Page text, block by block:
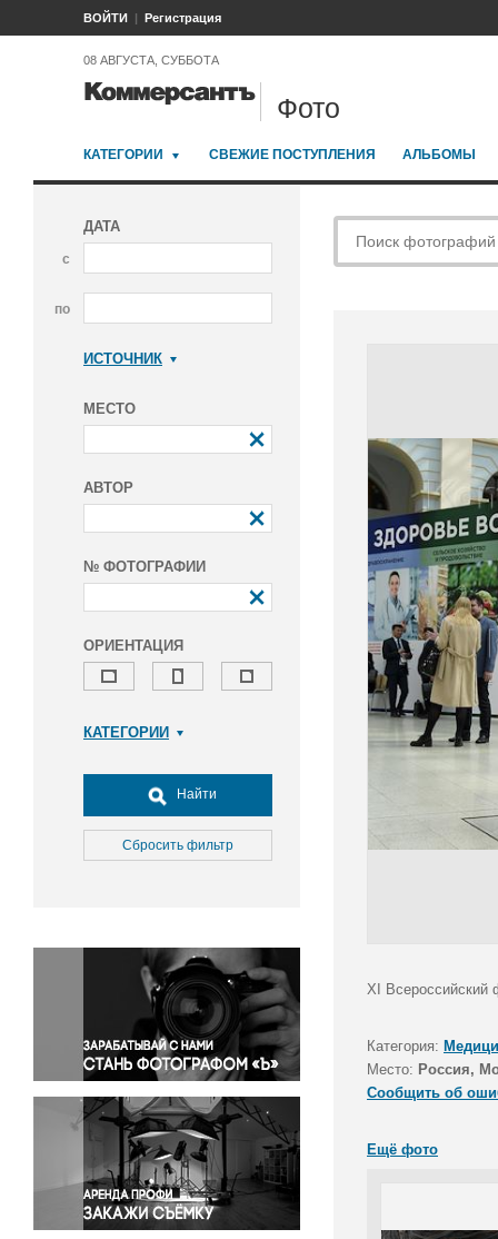
ВОЙТИ Регистрация
08 АВГУСТА, СУББОТА
Фото
КАТЕГОРИИ СВЕЖИЕ ПОСТУПЛЕНИЯ АЛЬБОМЫ
ДАТА
с
по
ИСТОЧНИК
МЕСТО
АВТОР
№ ФОТОГРАФИИ
ОРИЕНТАЦИЯ
КАТЕГОРИИ
Досуг, туризм и отдых
Культура
Медицина
Окружающая среда
Политика
Правосудие
Происшествия и конфликты
Религия
Светская жизнь
Спорт
Экология
Экономика и бизнес
Найти
Сбросить фильтр
XI Всероссийский
Категория:
Место: Россия,
Сообщить об
Ещё фото